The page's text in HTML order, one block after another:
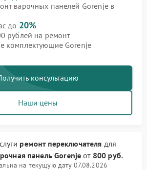
варочных панелей Gorenje в
до 20%
рублей на ремонт
комплектующие Gorenje
консультацию
Наши цены
ремонт переключателя для
панель Gorenje от 800 руб.
на текущую дату 07.08.2026